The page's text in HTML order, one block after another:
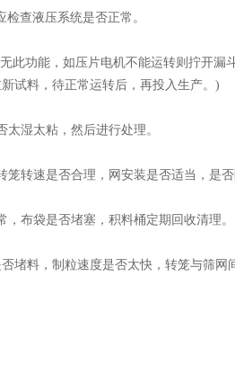
查液压系统是否正常。
功能，如压片电机不能运转则拧开漏
试料，待正常运转后，再投入生产。)
湿太粘，然后进行处理。
速是否合理，网安装是否适当，是否
布袋是否堵塞，积料桶定期回收清理。
料，制粒速度是否太快，转笼与筛网间